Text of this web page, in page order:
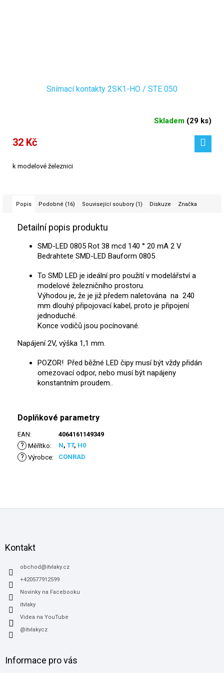
Snímací kontakty 2SK1-HO / STE 050
Skladem (29 ks)
32 Kč
k modelové železnici
Popis Podobné (16) Související soubory (1) Diskuze Značka
Detailní popis produktu
SMD-LED 0805 Rot 38 mcd 140 ° 20 mA 2 V
Bedrahtete SMD-LED Bauform 0805
To SMD LED je ideální pro použití v modelářství a
modelové železničního prostoru.
Výhodou je, že je již předem naletována na 240
mm dlouhý připojovací kabel, proto je připojení
jednoduché.
Konce vodičů jsou pocínované.
Napájení 2V, výška 1,1 mm.
POZOR! Před běžné LED čipy musí být vždy přidán
omezovací odpor, nebo musí být napájeny
konstantním proudem..
Doplňkové parametry
EAN: 4064161149349
? Měřítko: N, TT, H0
? Výrobce: CONRAD
Kontakt
obchod @itvlaky.cz
+420577912599
Novinky na Facebooku
itvlaky
Videa na YouTube
@itvlakycz
Informace pro vás